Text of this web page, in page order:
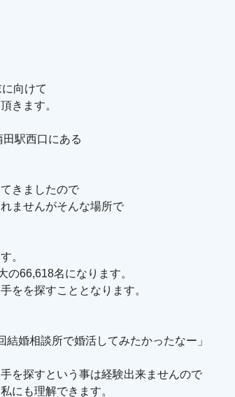
向けて
きます。
駅西口にある
きましたので
ませんがそんな場所で
。
66,618名になります。
をを探すこととなります。
婚相談所で婚活してみたかったなー」
を探すという事は経験出来ませんので
にも理解できます。